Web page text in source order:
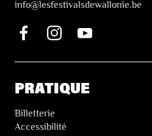
info@lesfestivalsdewallonie.be
PRATIQUE
Billetterie
Accessibilité